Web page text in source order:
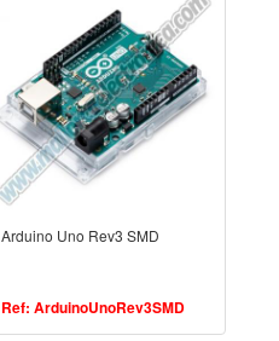
Arduino Uno Rev3 SMD
Ref: ArduinoUnoRev3SMD